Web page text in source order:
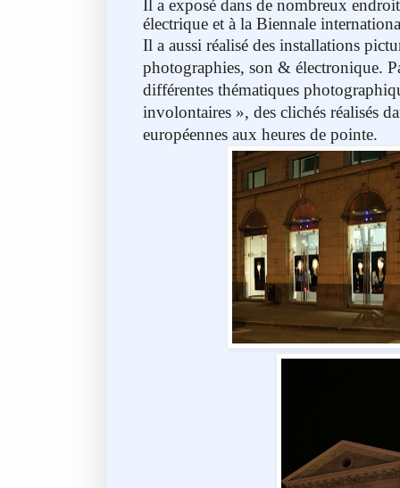
Il a exposé dans de nombreux
électrique et à la Biennale
Il a aussi réalisé des installations
photographies, son & électronique.
différentes thématiques
involontaires », des clichés réalisés
européennes aux heures de pointe.